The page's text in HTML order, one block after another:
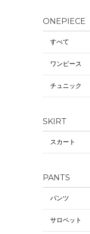
ONEPIECE
すべて
ワンピース
チュニック
SKIRT
スカート
PANTS
パンツ
サロペット